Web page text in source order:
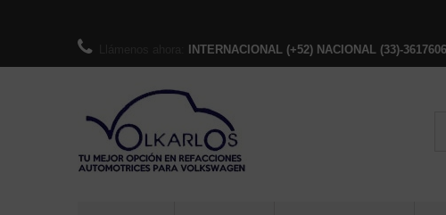
INTERNACIONAL (+52) NACIONAL (33)-